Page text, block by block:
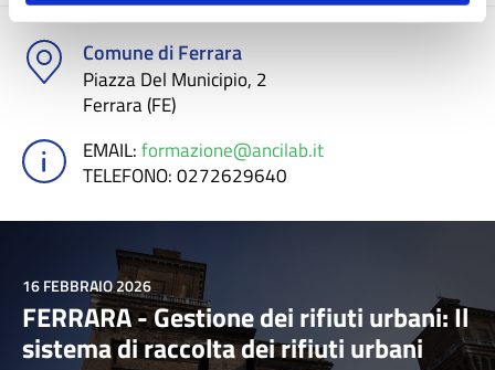
Comune di Ferrara
Piazza Del Municipio, 2
Ferrara (FE)
EMAIL:formazione@ancilab.it
TELEFONO: 0272629640
16 FEBBRAIO 2026
FERRARA - Gestione dei rifiuti urbani: Il
sistema di raccolta dei rifiuti urbani